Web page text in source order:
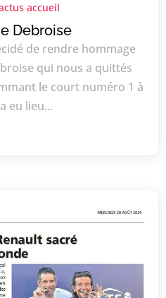
Debroise
accueil
de rendre hommage
qui nous a quittés
le court numéro 1 à
eu lieu...